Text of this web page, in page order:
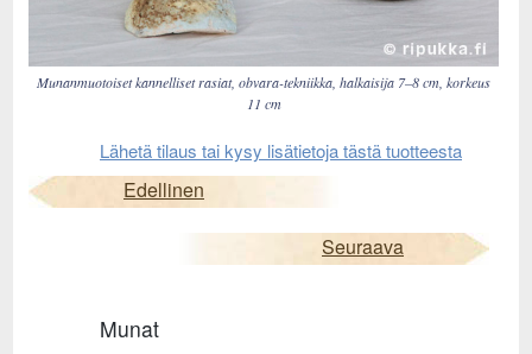
Munanmuotoiset kannelliset rasiat, obvara-tekniikka, halkaisija 7–8 cm, korkeus
11 cm
Lähetä tilaus tai kysy lisätietoja tästä tuotteesta
Edellinen
Seuraava
Munat